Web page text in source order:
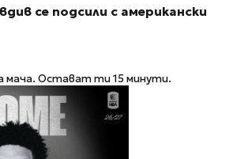
се подсили с американски
мача. Остават ти 15 минути.